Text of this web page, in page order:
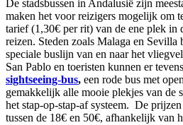
De stadsbussen in Andalusië zijn
maken het voor reizigers mogelijk om
tarief (1,30€ per rit) van de ene plek in
reizen. Steden zoals Malaga en Sevilla
speciale buslijn van en naar het
San Pablo en toeristen kunnen er
sightseeing-bus, een rode bus met
gemakkelijk alle mooie plekjes van de
het stap-op-stap-af systeem. De
tussen de 18€ en 50€, afhankelijk van